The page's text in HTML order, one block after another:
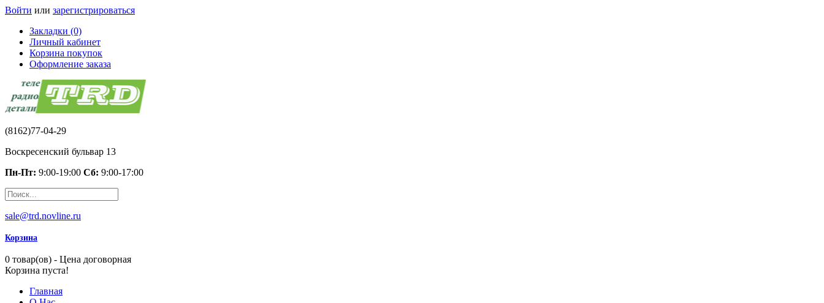
Войти или зарегистрироваться
Закладки (0)
Личный кабинет
Корзина покупок
Оформление заказа
(8162)77-04-29
Воскресенский бульвар 13
Пн-Пт: 9:00-19:00 Сб: 9:00-17:00
sale@trd.novline.ru
Корзина
0 товар(ов) - Цена договорная
Корзина пуста!
Главная